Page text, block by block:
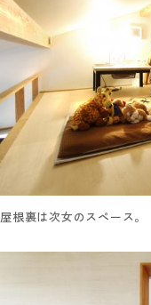
屋根裏は次女のスペース。